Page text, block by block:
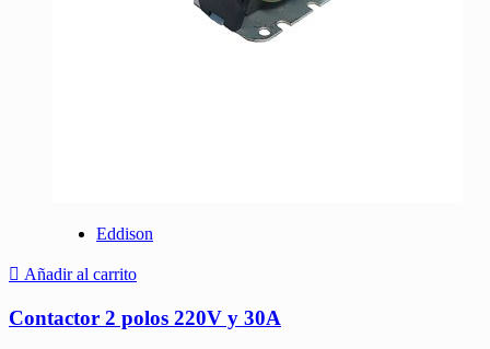
Eddison
Añadir al carrito
Contactor 2 polos 220V y 30A